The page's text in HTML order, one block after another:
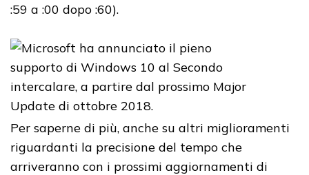
:59 a :00 dopo :60).
Per saperne di più, anche su altri miglioramenti
riguardanti la precisione del tempo che
arriveranno con i prossimi aggiornamenti di